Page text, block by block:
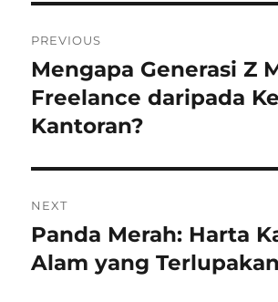
pos
PREVIOUS
Previous
post:
Mengapa Generasi Z
Freelance daripada
Kantoran?
NEXT
Next
post:
Panda Merah: Harta
Alam yang Terlupakan